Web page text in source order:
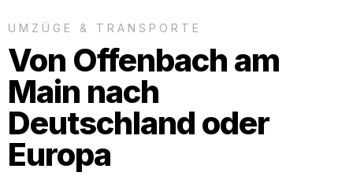
UMZÜGE & TRANSPORTE
Von Offenbach am
Main nach
Deutschland oder
Europa